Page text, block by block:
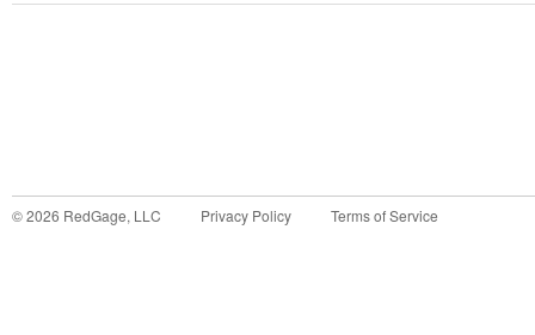
©2026 RedGage, LLC Privacy Policy Terms of Service